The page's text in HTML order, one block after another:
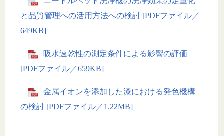
と品質管理への活用方法への検討 [PDFファイル／
649KB]
吸水速乾性の測定条件による影響の評価
[PDFファイル／659KB]
金属イオンを添加した漆における発色機構
の検討 [PDFファイル／1.22MB]